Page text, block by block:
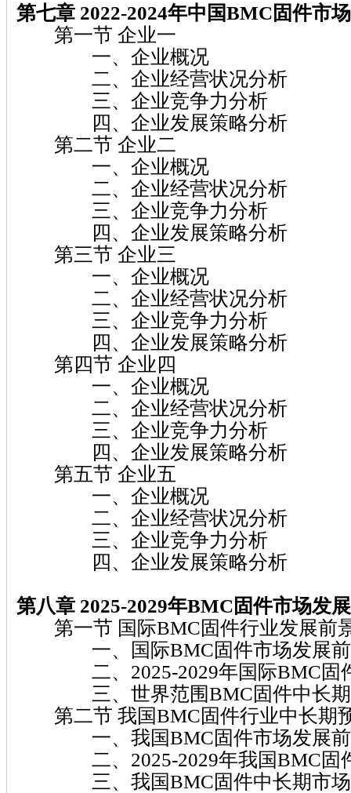
第七章 2022-2024年中国BMC固件市
第一节 企业一
一、企业概况
二、企业经营状况分析
三、企业竞争力分析
四、企业发展策略分析
第二节 企业二
一、企业概况
二、企业经营状况分析
三、企业竞争力分析
四、企业发展策略分析
第三节 企业三
一、企业概况
二、企业经营状况分析
三、企业竞争力分析
四、企业发展策略分析
第四节 企业四
一、企业概况
二、企业经营状况分析
三、企业竞争力分析
四、企业发展策略分析
第五节 企业五
一、企业概况
二、企业经营状况分析
三、企业竞争力分析
四、企业发展策略分析
第八章 2025-2029年BMC固件市场发
第一节 国际BMC固件行业发展前
一、国际BMC固件市场发展前
二、2025-2029年国际BMC固件
三、世界范围BMC固件中长期
第二节 我国BMC固件行业中长期
一、我国BMC固件市场发展前
二、2025-2029年我国BMC固件
三、我国BMC固件中长期市场